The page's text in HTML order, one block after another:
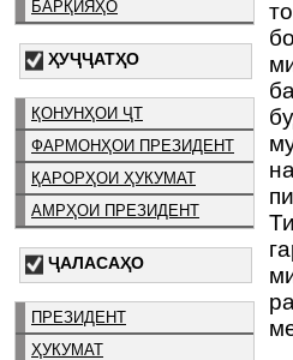
БАРҚИЯҲО
ҲУҶҶАТҲО
ҚОНУНҲОИ ҶТ
ФАРМОНҲОИ ПРЕЗИДЕНТ
ҚАРОРҲОИ ҲУКУМАТ
АМРҲОИ ПРЕЗИДЕНТ
ҶАЛАСАҲО
ПРЕЗИДЕНТ
ҲУКУМАТ